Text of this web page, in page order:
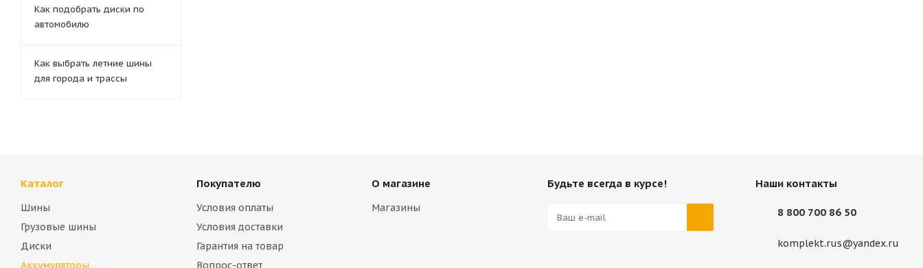
Как подобрать диски по
автомобилю
Как выбрать летние шины
для города и трассы
Каталог
Шины
Грузовые шины
Диски
Аккумуляторы
Покупателю
Условия оплаты
Условия доставки
Гарантия на товар
Вопрос-ответ
О магазине
Магазины
Будьте всегда в курсе! Наши контакты
8 800 700 86 50
komplekt.rus@yandex.ru